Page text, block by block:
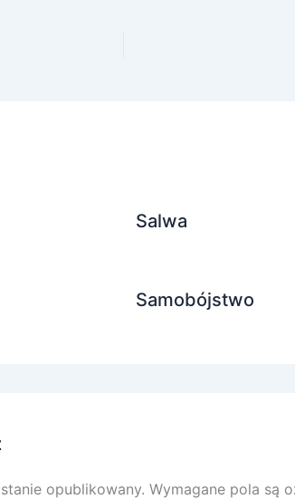
Salwa
Samobójstwo
opublikowany. Wymagane pola są